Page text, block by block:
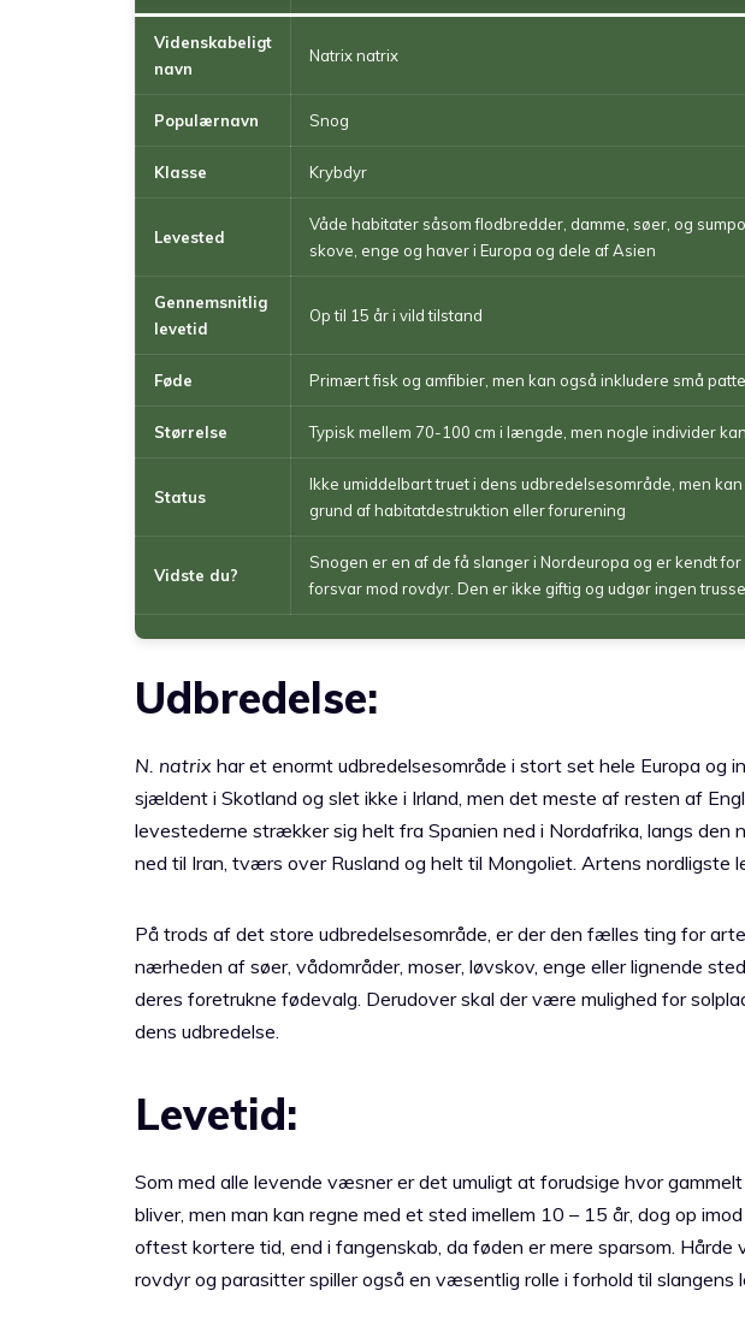
Videnskabeligt
navn
Natrix natrix
Populærnavn Snog
Klasse Krybdyr
Levested
Våde habitater såsom flodbredder, damme, søer, og
skove, enge og haver i Europa og dele af Asien
Gennemsnitlig
levetid
Op til 15 år i vild tilstand
Føde Primært fisk og amfibier, men kan også inkludere små
Størrelse Typisk mellem 70-100 cm i længde, men nogle individer
Status
Ikke umiddelbart truet i dens udbredelsesområde, men
grund af habitatdestruktion eller forurening
Vidste du?
Snogen er en af ​​de få slanger i Nordeuropa og er kendt for
forsvar mod rovdyr. Den er ikke giftig og udgør ingen
Udbredelse:
N. natrix har et enormt udbredelsesområde i stort set hele Europa og
sjældent i Skotland og slet ikke i Irland, men det meste af resten af
levestederne strækker sig helt fra Spanien ned i Nordafrika, langs
ned til Iran, tværs over Rusland og helt til Mongoliet. Artens nordligste
På trods af det store udbredelsesområde, er der den fælles ting for
nærheden af søer, vådområder, moser, løvskov, enge eller lignende
deres foretrukne fødevalg. Derudover skal der være mulighed for
dens udbredelse.
Levetid:
Som med alle levende væsner er det umuligt at forudsige hvor
bliver, men man kan regne med et sted imellem 10 – 15 år, dog op
oftest kortere tid, end i fangenskab, da føden er mere sparsom. Hårde
rovdyr og parasitter spiller også en væsentlig rolle i forhold til slangens